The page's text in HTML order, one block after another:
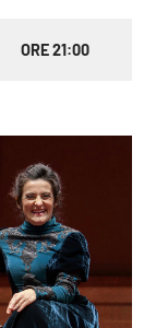
ORE 21:00